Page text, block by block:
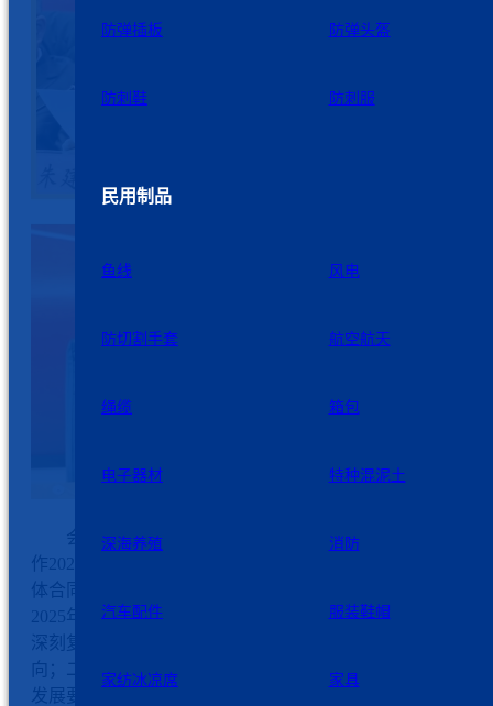
防弹插板 防弹头盔
防刺鞋 防刺服
民用制品
鱼线 风电
防切割手套 航空航天
绳缆 箱包
电子器材 特种混泥土
深海养殖 消防
汽车配件 服装鞋帽
家纺冰凉席 家具
会议共有五项议程。总经理朱建军代表公司经营层向大
作2025年度行政工作报告；工会主席邵海泉向大会作2025年
体合同履行情况及2026年修改情况说明；总经理朱建军宣读
2025年度表彰决定；董事长周新基作重要讲话，他强调：一
深刻复盘、明辨时局，于行业浪潮中锚定行稳致远的发展航
向；二、洞察趋势、坚守本心，于时代变局中把握守正笃行
发展要义；三、系统部署、精准施策，于创新突破中构筑面